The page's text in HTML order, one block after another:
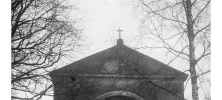
menu
potomne